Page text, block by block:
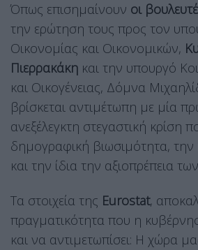
Όπως επισημαίνουν οι
την ερώτηση τους προς τον
Οικονομίας και Οικονομικών,
Πιερρακάκη και την υπουργό
και Οικογένειας, Δόμνα
βρίσκεται αντιμέτωπη με μία
ανεξέλεγκτη στεγαστική κρίση
δημογραφική βιωσιμότητα, την
και την ίδια την αξιοπρέπεια
Τα στοιχεία της Eurostat,
πραγματικότητα που η
και να αντιμετωπίσει: Η χώρα